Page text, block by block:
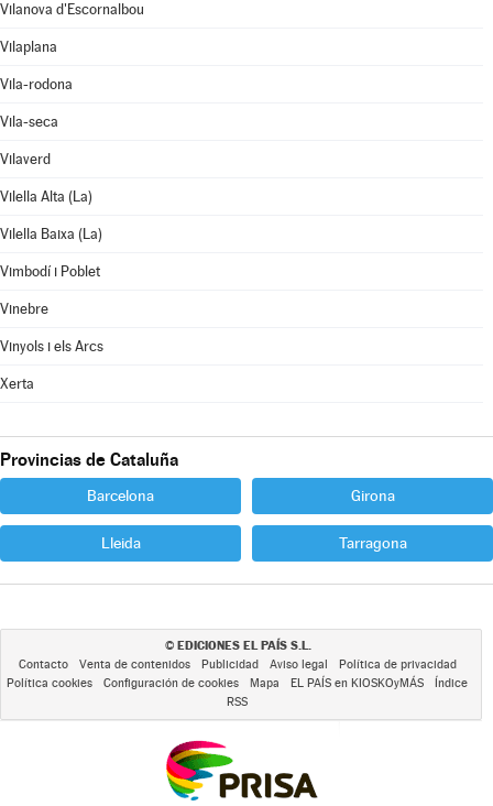
Vilanova d'Escornalbou
Vilaplana
Vila-rodona
Vila-seca
Vilaverd
Vilella Alta (La)
Vilella Baixa (La)
Vimbodí i Poblet
Vinebre
Vinyols i els Arcs
Xerta
Provincias de Cataluña
Barcelona Girona
Lleida Tarragona
© EDICIONES EL PAÍS S.L.
Contacto Venta de contenidos Publicidad Aviso legal
Política de privacidad
Política cookies
Configuración de cookies Mapa EL PAÍS en KIOSKOyMÁS
Índice
RSS